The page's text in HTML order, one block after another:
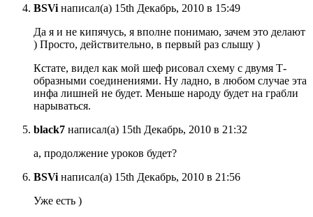
BSVi написал(а) 15th Декабрь, 2010 в 15:49
Да я и не кипячусь, я вполне понимаю, зачем это делают
) Просто, действительно, в первый раз слышу )
Кстате, видел как мой шеф рисовал схему с двумя Т-
образными соединениями. Ну ладно, в любом случае эта
инфа лишней не будет. Меньше народу будет на грабли
нарываться.
black7 написал(а) 15th Декабрь, 2010 в 21:32
а, продолжение уроков будет?
BSVi написал(а) 15th Декабрь, 2010 в 21:56
Уже есть )